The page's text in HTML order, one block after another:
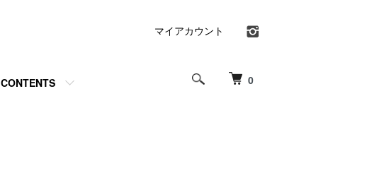
0
CONTENTS
マイアカウント